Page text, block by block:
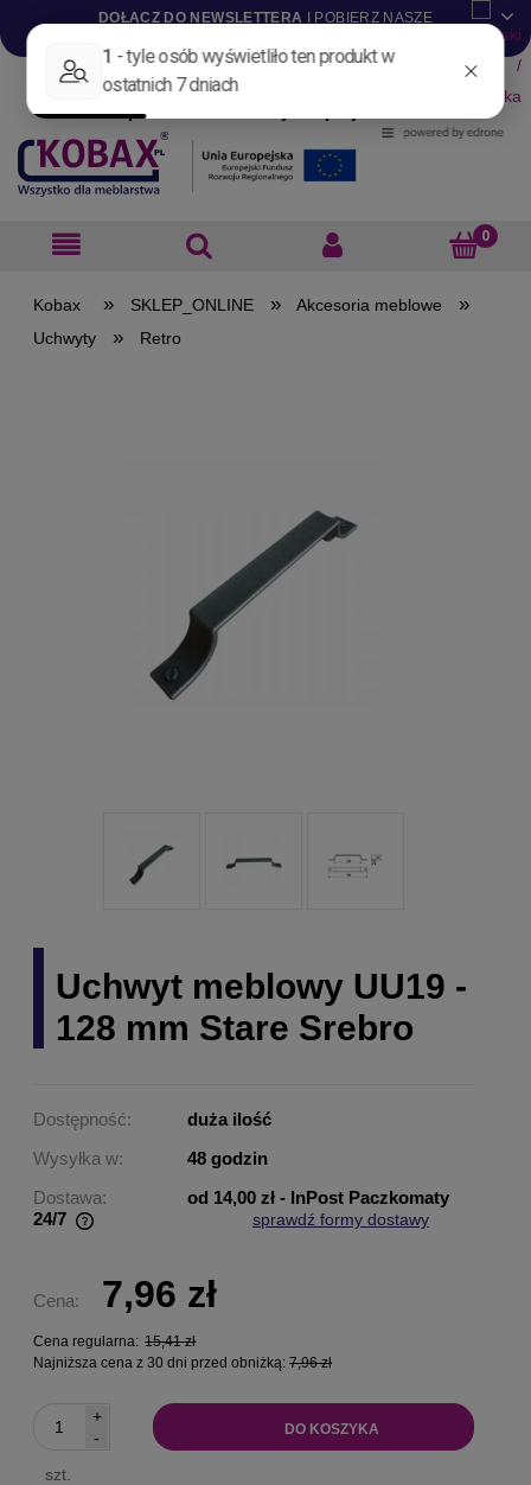
DOŁĄCZ DO NEWSLETTERA I POBIERZ NASZE
Aktualności Nowości
Blog
Pliki do pobrania
» SKLEP_ONLINE » Akcesoria meblowe »
Uchwyty » Retro
Uchwyt meblowy UU19 -
128 mm Stare Srebro
Dostępność:
duża ilość
Wysyłka w:
48 godzin
Dostawa:
od 14,00 zł - InPost Paczkomaty
24/7
sprawdź formy dostawy
Cena: 7,96 zł
Cena regularna: 15,41 zł
Najniższa cena z 30 dni przed obniżką: 7,96 zł
-
+
szt.
DO KOSZYKA